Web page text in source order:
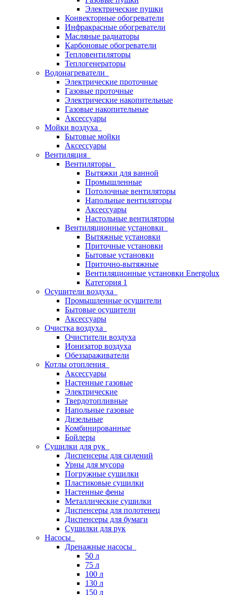
Электрические пушки
Конвекторные обогреватели
Инфракрасные обогреватели
Масляные радиаторы
Карбоновые обогреватели
Тепловентиляторы
Теплогенераторы
Водонагреватели
Электрические проточные
Газовые проточные
Электрические накопительные
Газовые накопительные
Аксессуары
Мойки воздуха
Бытовые мойки
Аксессуары
Вентиляция
Вентиляторы
Вытяжки для ванной
Промышленные
Потолочные вентиляторы
Напольные вентиляторы
Аксессуары
Настольные вентиляторы
Вентиляционные установки
Вытяжные установки
Приточные установки
Бытовые установки
Приточно-вытяжные
Вентиляционные установки Energolux
Категория 1
Осушители воздуха
Промышленные осушители
Бытовые осушители
Аксессуары
Очистка воздуха
Очистители воздуха
Ионизатор воздуха
Обеззараживатели
Котлы отопления
Аксессуары
Настенные газовые
Электрические
Твердотопливные
Напольные газовые
Дизельные
Комбинированные
Бойлеры
Сушилки для рук
Диспенсеры для сидений
Урны для мусора
Погружные сушилки
Пластиковые сушилки
Настенные фены
Металлические сушилки
Диспенсеры для полотенец
Диспенсеры для бумаги
Сушилки для рук
Насосы
Дренажные насосы
50 л
75 л
100 л
130 л
150 л